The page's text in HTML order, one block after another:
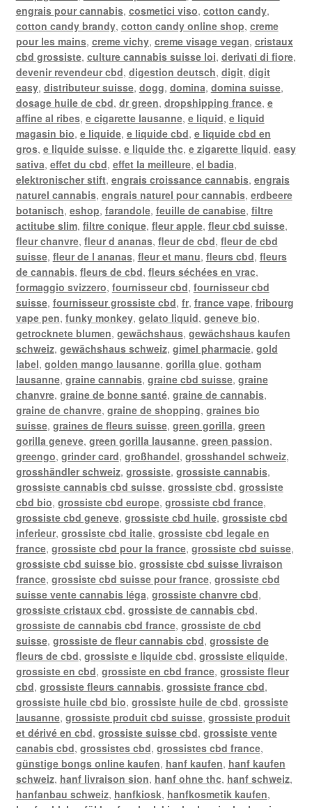
engrais pour cannabis, cosmetici viso, cotton candy,
cotton candy brandy, cotton candy online shop, creme
pour les mains, creme vichy, creme visage vegan, cristaux
cbd grossiste, culture cannabis suisse loi, derivati di fiore,
devenir revendeur cbd, digestion deutsch, digit, digit
easy, distributeur suisse, dogg, domina, domina suisse,
dosage huile de cbd, dr green, dropshipping france, e
affine al ribes, e cigarette lausanne, e liquid, e liquid
magasin bio, e liquide, e liquide cbd, e liquide cbd en
gros, e liquide suisse, e liquide thc, e zigarette liquid, easy
sativa, effet du cbd, effet la meilleure, el badia,
elektronischer stift, engrais croissance cannabis, engrais
naturel cannabis, engrais naturel pour cannabis, erdbeere
botanisch, eshop, farandole, feuille de canabise, filtre
actitube slim, filtre conique, fleur apple, fleur cbd suisse,
fleur chanvre, fleur d ananas, fleur de cbd, fleur de cbd
suisse, fleur de l ananas, fleur et manu, fleurs cbd, fleurs
de cannabis, fleurs de cbd, fleurs séchées en vrac,
formaggio svizzero, fournisseur cbd, fournisseur cbd
suisse, fournisseur grossiste cbd, fr, france vape, fribourg
vape pen, funky monkey, gelato liquid, geneve bio,
getrocknete blumen, gewächshaus, gewächshaus kaufen
schweiz, gewächshaus schweiz, gimel pharmacie, gold
label, golden mango lausanne, gorilla glue, gotham
lausanne, graine cannabis, graine cbd suisse, graine
chanvre, graine de bonne santé, graine de cannabis,
graine de chanvre, graine de shopping, graines bio
suisse, graines de fleurs suisse, green gorilla, green
gorilla geneve, green gorilla lausanne, green passion,
greengo, grinder card, großhandel, grosshandel schweiz,
grosshändler schweiz, grossiste, grossiste cannabis,
grossiste cannabis cbd suisse, grossiste cbd, grossiste
cbd bio, grossiste cbd europe, grossiste cbd france,
grossiste cbd geneve, grossiste cbd huile, grossiste cbd
inferieur, grossiste cbd italie, grossiste cbd legale en
france, grossiste cbd pour la france, grossiste cbd suisse,
grossiste cbd suisse bio, grossiste cbd suisse livraison
france, grossiste cbd suisse pour france, grossiste cbd
suisse vente cannabis léga, grossiste chanvre cbd,
grossiste cristaux cbd, grossiste de cannabis cbd,
grossiste de cannabis cbd france, grossiste de cbd
suisse, grossiste de fleur cannabis cbd, grossiste de
fleurs de cbd, grossiste e liquide cbd, grossiste eliquide,
grossiste en cbd, grossiste en cbd france, grossiste fleur
cbd, grossiste fleurs cannabis, grossiste france cbd,
grossiste huile cbd bio, grossiste huile de cbd, grossiste
lausanne, grossiste produit cbd suisse, grossiste produit
et dérivé en cbd, grossiste suisse cbd, grossiste vente
canabis cbd, grossistes cbd, grossistes cbd france,
günstige bongs online kaufen, hanf kaufen, hanf kaufen
schweiz, hanf livraison sion, hanf ohne thc, hanf schweiz,
hanfanbau schweiz, hanfkiosk, hanfkosmetik kaufen,